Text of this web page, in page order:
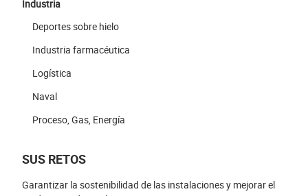
Industria
Deportes sobre hielo
Industria farmacéutica
Logística
Naval
Proceso, Gas, Energía
SUS RETOS
Garantizar la sostenibilidad de las instalaciones y mejorar el